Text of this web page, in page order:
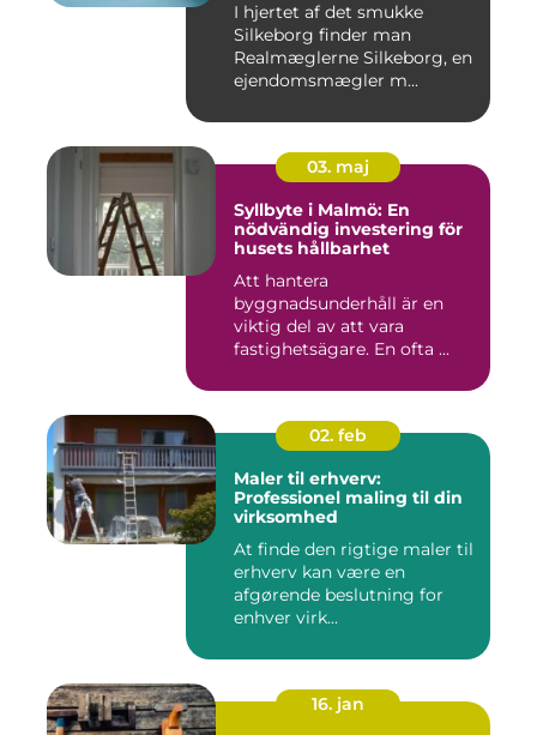
I hjertet af det smukke
Silkeborg finder man
Realmæglerne Silkeborg, en
ejendomsmægler m...
03. maj
Syllbyte i Malmö: En
nödvändig investering för
husets hållbarhet
Att hantera
byggnadsunderhåll är en
viktig del av att vara
fastighetsägare. En ofta ...
02. feb
Maler til erhverv:
Professionel maling til din
virksomhed
At finde den rigtige maler til
erhverv kan være en
afgørende beslutning for
enhver virk...
16. jan